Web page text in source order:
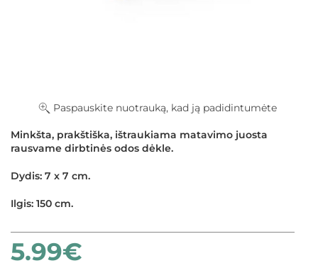
Paspauskite nuotrauką, kad ją padidintumėte
Minkšta, prakštiška, ištraukiama matavimo juosta
rausvame dirbtinės odos dėkle.
Dydis: 7 x 7 cm.
Ilgis: 150 cm.
5.99€